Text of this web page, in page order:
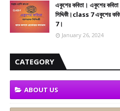
একুশের কবিতা। একুশের
সিদ্দিকী।class 7 একুশের
7।
January 26, 2024
CATEGORY
ABOUT US